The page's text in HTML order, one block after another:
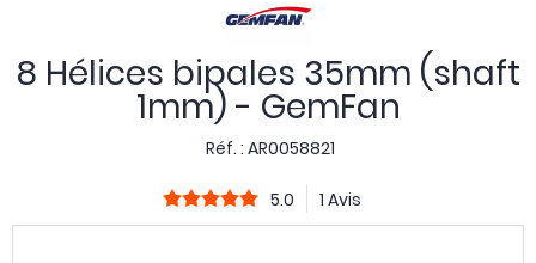
8 Hélices bipales 35mm (shaft
1mm) - GemFan
Réf. : AR0058821
5.0 1 Avis